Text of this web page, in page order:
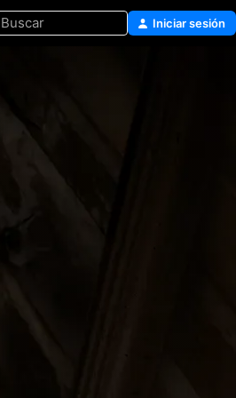
Buscar Iniciar sesión